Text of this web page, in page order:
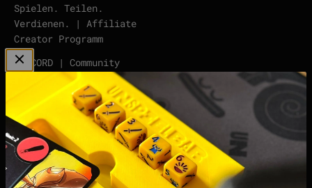
Spielen. Teilen.
Verdienen. | Affiliate
Creator Programm
DISCORD | Community
points | Score Tracker
Podcast
Impressum
Datenschutzerklärung